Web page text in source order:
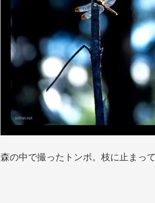
森の中で撮ったトンボ。枝に止まっ